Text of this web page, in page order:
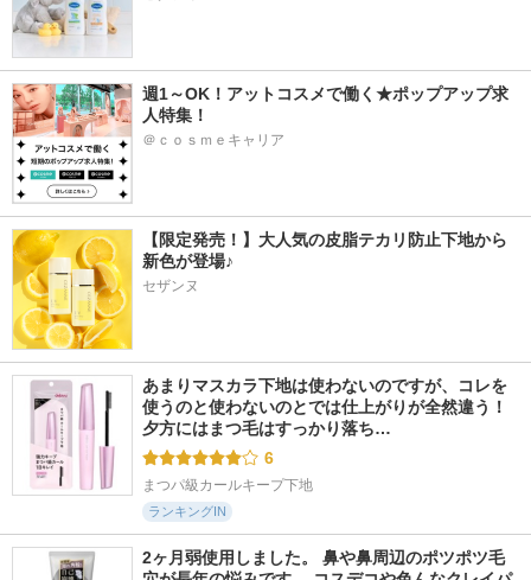
週1～OK！アットコスメで働く★ポップアップ求
人特集！
＠ｃｏｓｍｅキャリア
【限定発売！】大人気の皮脂テカリ防止下地から
新色が登場♪
セザンヌ
あまりマスカラ下地は使わないのですが、コレを
使うのと使わないのとでは仕上がりが全然違う！
夕方にはまつ毛はすっかり落ち…
6
まつパ級カールキープ下地
ランキングIN
2ヶ月弱使用しました。 鼻や鼻周辺のポツポツ毛